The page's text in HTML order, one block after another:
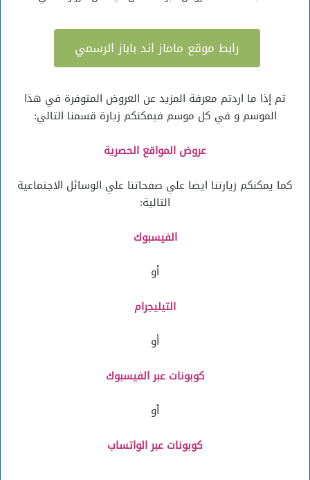
رابط موقع ماماز اند باباز الرسمي
ثم إذا ما اردتم معرفة المزيد عن العروض المتوفرة في هذا
الموسم و في كل موسم فيمكنكم زيارة قسمنا التالي:
عروض المواقع الحصرية
كما يمكنكم زيارتنا ايضا علي صفحاتنا علي الوسائل الاجتماعية
التالية:
الفيسبوك
أو
التيليجرام
أو
كوبونات عبر الفيسبوك
أو
كوبونات عبر الواتساب